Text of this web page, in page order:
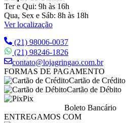
Ter e Qui: 9h às 16h
Qua, Sex e Sáb: 8h às 18h
Ver localização
(21) 98006-0037
(21) 98246-1826
contato@lojagringao.com.br
FORMAS DE PAGAMENTO
Cartão de Crédito
Cartão de Débito
Pix
Boleto Bancário
ENTREGAMOS COM